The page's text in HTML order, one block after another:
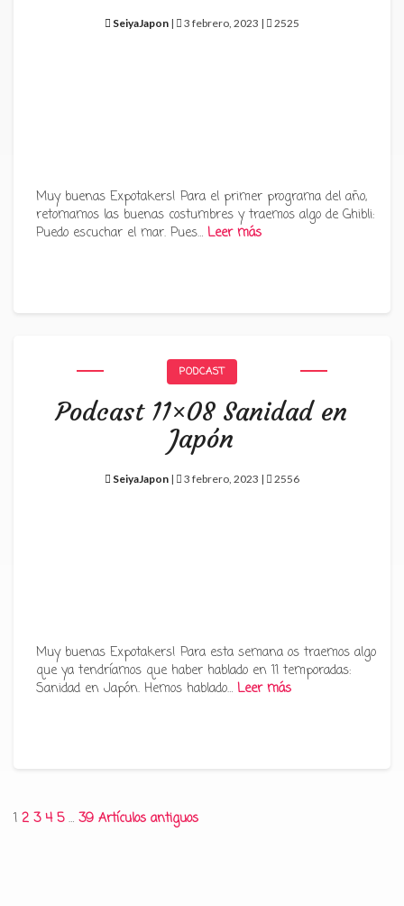
SeiyaJapon | 3 febrero, 2023 | 2525
Muy buenas Expotakers! Para el primer programa del año,
retomamos las buenas costumbres y traemos algo de Ghibli:
Puedo escuchar el mar. Pues… Leer más
PODCAST
Podcast 11×08 Sanidad en
Japón
SeiyaJapon | 3 febrero, 2023 | 2556
Muy buenas Expotakers! Para esta semana os traemos algo
que ya tendríamos que haber hablado en 11 temporadas:
Sanidad en Japón. Hemos hablado… Leer más
Paginación
1 2 3 4 5 … 39 Artículos antiguos